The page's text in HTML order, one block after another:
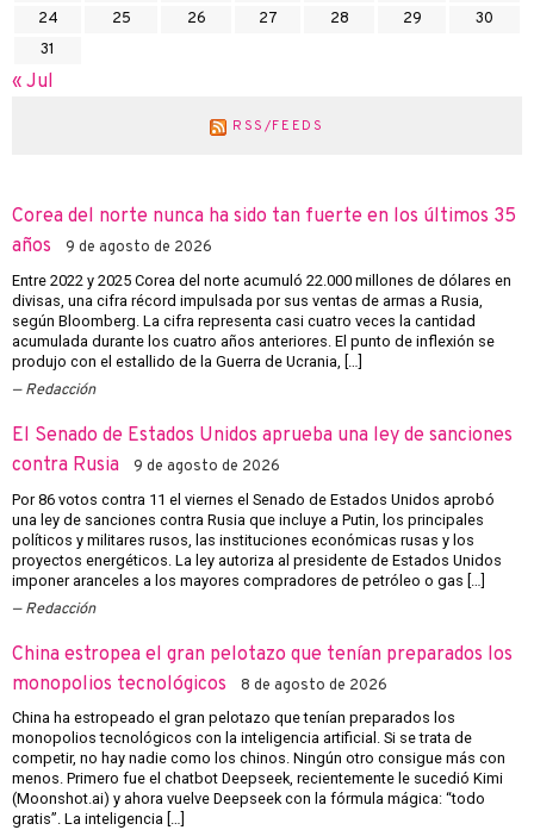
24
25 26 27 28 29
30
31
« Jul
RSS/FEEDS
Corea del norte nunca ha sido tan fuerte en los últimos 35
años
9 de agosto de 2026
Entre 2022 y 2025 Corea del norte acumuló 22.000 millones de dólares en
divisas, una cifra récord impulsada por sus ventas de armas a Rusia,
según Bloomberg. La cifra representa casi cuatro veces la cantidad
acumulada durante los cuatro años anteriores. El punto de inflexión se
produjo con el estallido de la Guerra de Ucrania, […]
Redacción
El Senado de Estados Unidos aprueba una ley de sanciones
contra Rusia
9 de agosto de 2026
Por 86 votos contra 11 el viernes el Senado de Estados Unidos aprobó
una ley de sanciones contra Rusia que incluye a Putin, los principales
políticos y militares rusos, las instituciones económicas rusas y los
proyectos energéticos. La ley autoriza al presidente de Estados Unidos
imponer aranceles a los mayores compradores de petróleo o gas […]
Redacción
China estropea el gran pelotazo que tenían preparados los
monopolios tecnológicos
8 de agosto de 2026
China ha estropeado el gran pelotazo que tenían preparados los
monopolios tecnológicos con la inteligencia artificial. Si se trata de
competir, no hay nadie como los chinos. Ningún otro consigue más con
menos. Primero fue el chatbot Deepseek, recientemente le sucedió Kimi
(Moonshot.ai) y ahora vuelve Deepseek con la fórmula mágica: “todo
gratis”. La inteligencia […]